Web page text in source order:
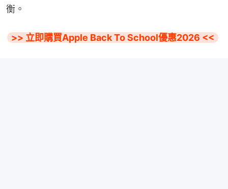
衡。
>> 立即購買Apple Back To School優惠2026 <<